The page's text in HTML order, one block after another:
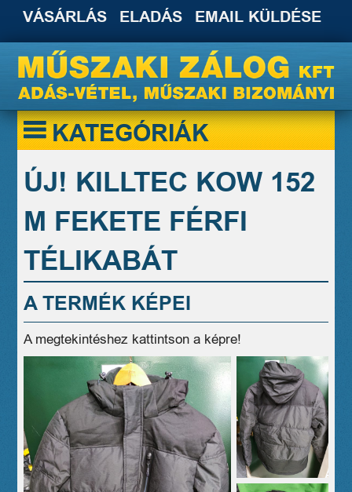
VÁSÁRLÁS ELADÁS EMAIL KÜLDÉSE
KATEGÓRIÁK
ÚJ! KILLTEC KOW 152
M FEKETE FÉRFI
TÉLIKABÁT
A TERMÉK KÉPEI
A megtekintéshez kattintson a képre!